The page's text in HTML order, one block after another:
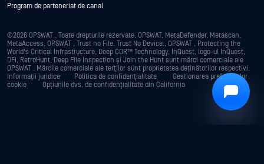
Program de parteneriat de canal
©2026 OPSWAT . Toate drepturile rezervate. OPSWAT, MetaDefender, Metascan,
MetaAccess, OPSWAT , Trust no File. Trust No Device., OPSWAT , Protecting the
World's Critical Infrastructure, Deep CDR™ Technology, InQuest, logo-ul InQuest,
DFI, RetroHunt, Deep File Inspection și Join the Hunt sunt mărci comerciale ale
OPSWAT . Mărcile comerciale ale terților sunt proprietatea deținătorilor respectivi.
Informații juridice
Politica de confidențialitate
Gestionarea preferințelor
cookie
Opțiunile dvs. de confidențialitate din California